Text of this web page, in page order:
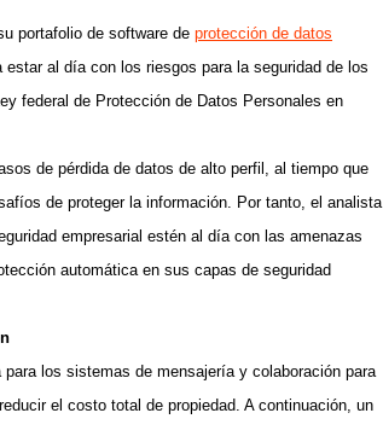
portafolio de software de protección de datos
al día con los riesgos para la seguridad de los
federal de Protección de Datos Personales en
de pérdida de datos de alto perfil, al tiempo que
de proteger la información. Por tanto, el analista
empresarial estén al día con las amenazas
automática en sus capas de seguridad
los sistemas de mensajería y colaboración para
el costo total de propiedad. A continuación, un